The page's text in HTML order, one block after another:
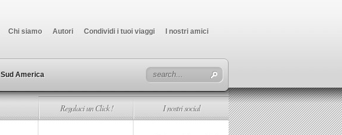
Chi siamo Autori Condividi i tuoi viaggi I nostri amici
Sud America
Regalaci un Click ! I nostri social